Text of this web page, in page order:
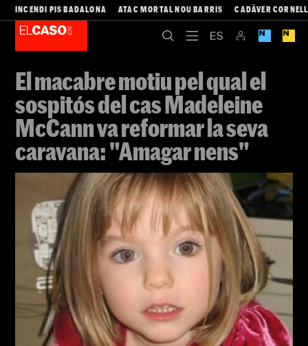
INCENDI PIS BADALONA ATAC MORTAL NOU BARRIS CADÀVER
El macabre motiu pel qual el
sospitós del cas Madeleine
McCann va reformar la seva
caravana: "Amagar nens"